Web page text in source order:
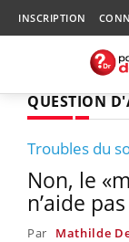
INSCRIPTION
QUESTION
Troubles du
Non, le
n’aide
Par Mathilde